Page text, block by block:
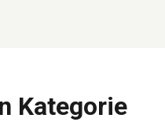
Kategorie